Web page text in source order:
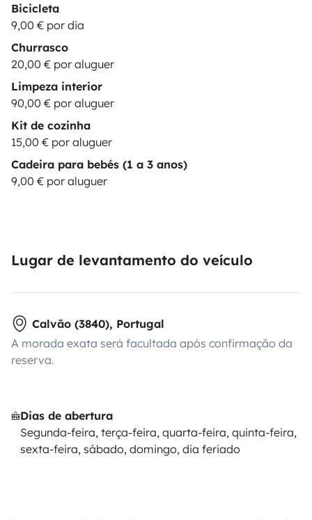
Bicicleta
9,00 € por dia
Churrasco
20,00 € por aluguer
Limpeza interior
90,00 € por aluguer
Kit de cozinha
15,00 € por aluguer
Cadeira para bebés (1 a 3 anos)
9,00 € por aluguer
Lugar de levantamento do veículo
Calvão (3840), Portugal
A morada exata será facultada após confirmação da
reserva.
Dias de abertura
Segunda-feira, terça-feira, quarta-feira, quinta-feira,
sexta-feira, sábado, domingo, dia feriado